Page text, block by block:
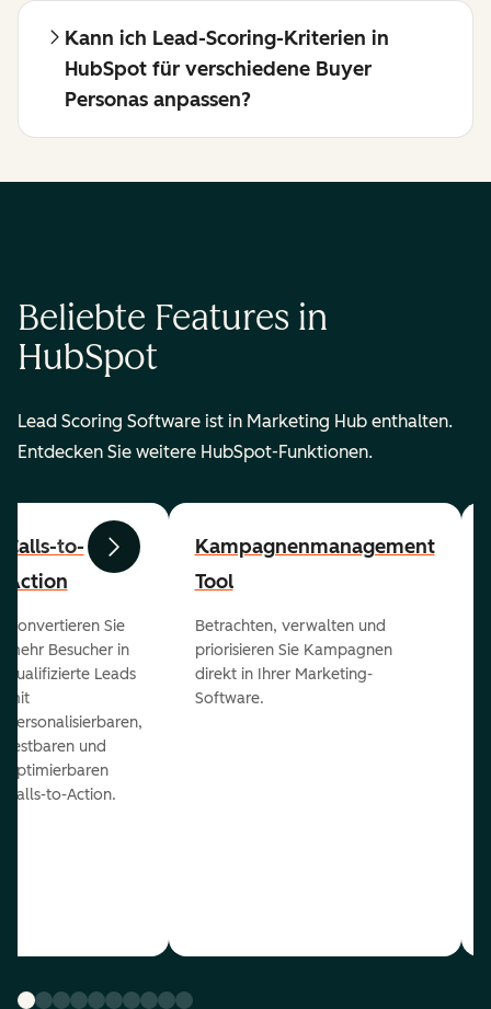
Kann ich Lead-Scoring-Kriterien in
HubSpot für verschiedene Buyer
Personas anpassen?
Beliebte Features in
HubSpot
Lead Scoring Software ist in Marketing Hub enthalten.
Entdecken Sie weitere HubSpot-Funktionen.
ZurückWeiter
Calls-to-
Action
Konvertieren Sie
mehr Besucher in
qualifizierte Leads
mit
personalisierbaren,
testbaren und
optimierbaren
Calls-to-Action.
Kampagnenmanagement
Tool
Betrachten, verwalten und
priorisieren Sie Kampagnen
direkt in Ihrer Marketing-
Software.